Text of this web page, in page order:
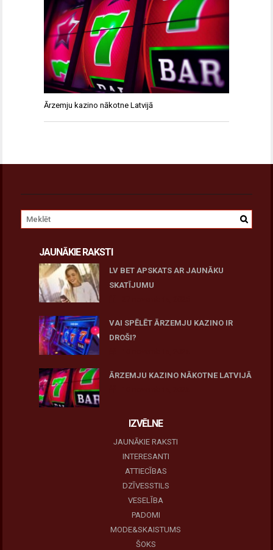
Ārzemju kazino nākotne Latvijā
JAUNĀKIE RAKSTI
LV BET APSKATS AR JAUNĀKU
SKATĪJUMU
VAI SPĒLĒT ĀRZEMJU KAZINO IR
DROŠI?
ĀRZEMJU KAZINO NĀKOTNE LATVIJĀ
IZVĒLNE
JAUNĀKIE RAKSTI
INTERESANTI
ATTIECĪBAS
DZĪVESSTILS
VESELĪBA
PADOMI
MODE&SKAISTUMS
ŠOKS